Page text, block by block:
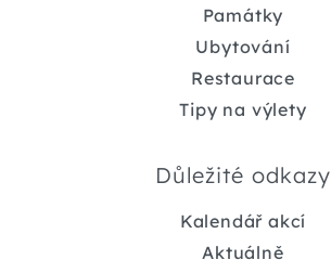
Památky
Ubytování
Restaurace
Tipy na výlety
Důležité odkazy
Kalendář akcí
Aktuálně